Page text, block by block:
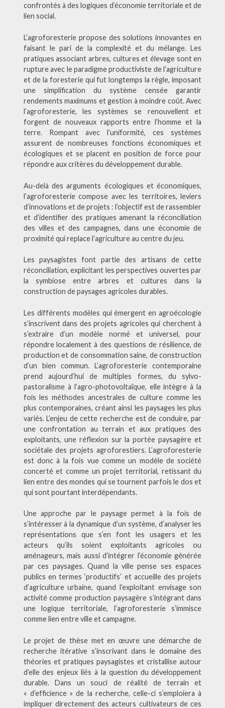
confrontés à des logiques d’économie territoriale et de
lien social.
L’agroforesterie propose des solutions innovantes en
faisant le pari de la complexité et du mélange. Les
pratiques associant arbres, cultures et élevage sont en
rupture avec le paradigme productiviste de l’agriculture
et de la foresterie qui fut longtemps la règle, imposant
une simplification du système censée garantir
rendements maximums et gestion à moindre coût. Avec
l’agroforesterie, les systèmes se renouvellent et
forgent de nouveaux rapports entre l’homme et la
terre. Rompant avec l’uniformité, ces systèmes
assurent de nombreuses fonctions économiques et
écologiques et se placent en position de force pour
répondre aux critères du développement durable.
Au-delà des arguments écologiques et économiques,
l’agroforesterie compose avec les territoires, leviers
d’innovations et de projets : l’objectif est de rassembler
et d’identifier des pratiques amenant la réconciliation
des villes et des campagnes, dans une économie de
proximité qui replace l’agriculture au centre du jeu.
Les paysagistes font partie des artisans de cette
réconciliation, explicitant les perspectives ouvertes par
la symbiose entre arbres et cultures dans la
construction de paysages agricoles durables.
Les différents modèles qui émergent en agroécologie
s’inscrivent dans des projets agricoles qui cherchent à
s’extraire d’un modèle normé et universel, pour
répondre localement à des questions de résilience, de
production et de consommation saine, de construction
d’un bien commun. L’agroforesterie contemporaine
prend aujourd’hui de multiples formes, du sylvo-
pastoralisme à l’agro-photovoltaïque, elle intègre à la
fois les méthodes ancestrales de culture comme les
plus contemporaines, créant ainsi les paysages les plus
variés. L’enjeu de cette recherche est de conduire, par
une confrontation au terrain et aux pratiques des
exploitants, une réflexion sur la portée paysagère et
sociétale des projets agroforestiers. L’agroforesterie
est donc à la fois vue comme un modèle de société
concerté et comme un projet territorial, retissant du
lien entre des mondes qui se tournent parfois le dos et
qui sont pourtant interdépendants.
Une approche par le paysage permet à la fois de
s’intéresser à la dynamique d’un système, d’analyser les
représentations que s’en font les usagers et les
acteurs qu’ils soient exploitants agricoles ou
aménageurs, mais aussi d’intégrer l’économie générée
par ces paysages. Quand la ville pense ses espaces
publics en termes ‘productifs’ et accueille des projets
d’agriculture urbaine, quand l’exploitant envisage son
activité comme production paysagère s’intégrant dans
une logique territoriale, l’agroforesterie s’immisce
comme lien entre ville et campagne.
Le projet de thèse met en œuvre une démarche de
recherche itérative s’inscrivant dans le domaine des
théories et pratiques paysagistes et cristallise autour
d’elle des enjeux liés à la question du développement
durable. Dans un souci de réalité de terrain et
« d’efficience » de la recherche, celle-ci s’emploiera à
impliquer directement des acteurs cultivateurs de ces